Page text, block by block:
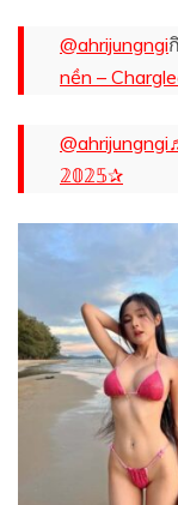
@ahrijungngi
nền –
@ahrijungngi
𝟚𝟘𝟚𝟝✰